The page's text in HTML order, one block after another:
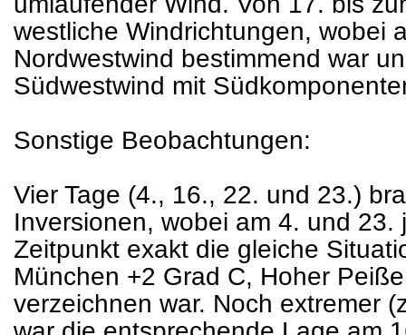
westliche Windrichtungen, wobei
Nordwestwind bestimmend war
Südwestwind mit
Sonstige Beobachtungen:
Vier Tage (4., 16., 22. und 23.)
Inversionen, wobei am 4. und 23.
Zeitpunkt exakt die gleiche
München +2 Grad C, Hoher
verzeichnen war. Noch extremer